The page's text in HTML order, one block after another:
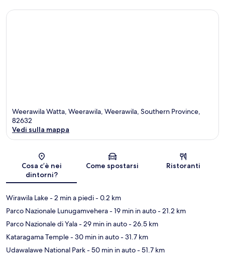
Weerawila Watta, Weerawila, Weerawila, Southern Province,
82632
Vedi sulla mappa
Cosa c’è nei
dintorni?
Come spostarsi Ristoranti
Wirawila Lake- 2 min a piedi- 0.2 km
Parco Nazionale Lunugamvehera- 19 min in auto- 21.2 km
Parco Nazionale di Yala- 29 min in auto- 26.5 km
Kataragama Temple- 30 min in auto- 31.7 km
Udawalawe National Park- 50 min in auto- 51.7 km